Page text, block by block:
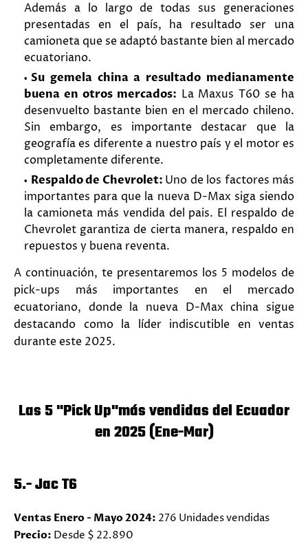
Además a lo largo de todas sus generaciones
presentadas en el país, ha resultado ser una
camioneta que se adaptó bastante bien al mercado
ecuatoriano.
Su gemela china a resultado medianamente
buena en otros mercados: La Maxus T60 se ha
desenvuelto bastante bien en el mercado chileno.
Sin embargo, es importante destacar que la
geografía es diferente a nuestro país y el motor es
completamente diferente.
Respaldo de Chevrolet: Uno de los factores más
importantes para que la nueva D-Max siga siendo
la camioneta más vendida del pais. El respaldo de
Chevrolet garantiza de cierta manera, respaldo en
repuestos y buena reventa.
A continuación, te presentaremos los 5 modelos de
pick-ups más importantes en el mercado
ecuatoriano, donde la nueva D-Max china sigue
destacando como la líder indiscutible en ventas
durante este 2025.
Las 5 "Pick Up"más vendidas del Ecuador
en 2025 (Ene-Mar)
5.- Jac T6
Ventas Enero - Mayo 2024: 276 Unidades vendidas
Precio: Desde $ 22.890